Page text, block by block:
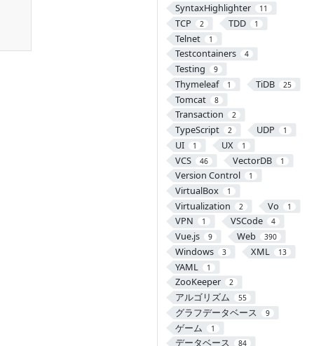
SyntaxHighlighter 11
TCP 2 TDD 1
Telnet 1
Testcontainers 4
Testing 9
Thymeleaf 1 TiDB 25
Tomcat 8
Transaction 2
TypeScript 2 UDP 1
UI 1 UX 1
VCS 46 VectorDB 1
Version Control 1
VirtualBox 1
Virtualization 2 Vo 1
VPN 1 VSCode 4
Vue.js 9 Web 390
Windows 3 XML 13
YAML 1
ZooKeeper 2
アルゴリズム 55
グラフデータベース 9
ゲーム 1
データベース 84